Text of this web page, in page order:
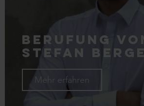
Berufung
Stefan
Mehr erfahren